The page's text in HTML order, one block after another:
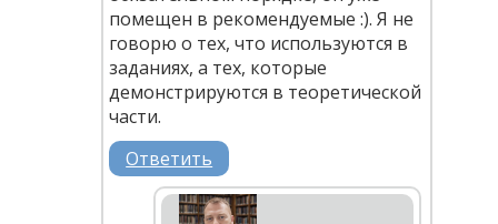
помещен в рекомендуемые :). Я не
говорю о тех, что используются в
заданиях, а тех, которые
демонстрируются в теоретической
части.
Ответить